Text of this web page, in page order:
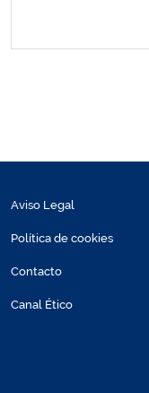
Aviso Legal
Política de cookies
Contacto
Canal Ético